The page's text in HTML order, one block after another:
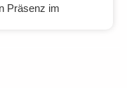
Präsenz im